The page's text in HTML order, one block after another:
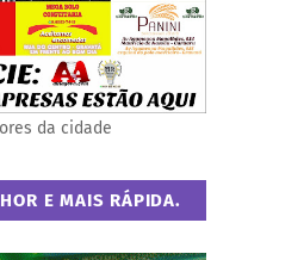
da cidade
E MAIS RÁPIDA.